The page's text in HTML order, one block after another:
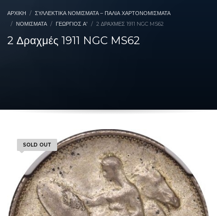
ΑΡΧΙΚΉ
ΣΥΛΛΕΚΤΙΚΆ ΝΟΜΊΣΜΑΤΑ – ΠΑΛΙΆ ΧΑΡΤΟΝΟΜΊΣΜΑΤΑ
ΝΟΜΙΣΜΑΤΑ
ΓΕΏΡΓΙΟΣ Α' 2 ΔΡΑΧΜΈΣ 1911 NGC MS62
2 Δραχμές 1911 NGC MS62
SOLD OUT